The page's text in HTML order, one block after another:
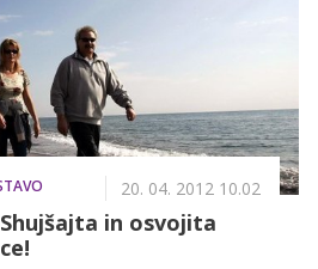
mi pa smo preživeli dan z
Galijašević in Damirjem
drugim druži tudi ljubezen do
lahko brezskrbno udarjata in
20. 04. 2012 10.02
in osvojita